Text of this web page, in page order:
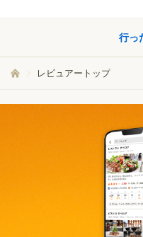
行っ
レビュアートップ